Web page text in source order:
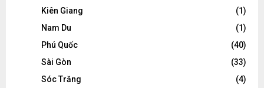
Kiên Giang
(1)
Nam Du
(1)
Phú Quốc
(40)
Sài Gòn
(33)
Sóc Trăng
(4)